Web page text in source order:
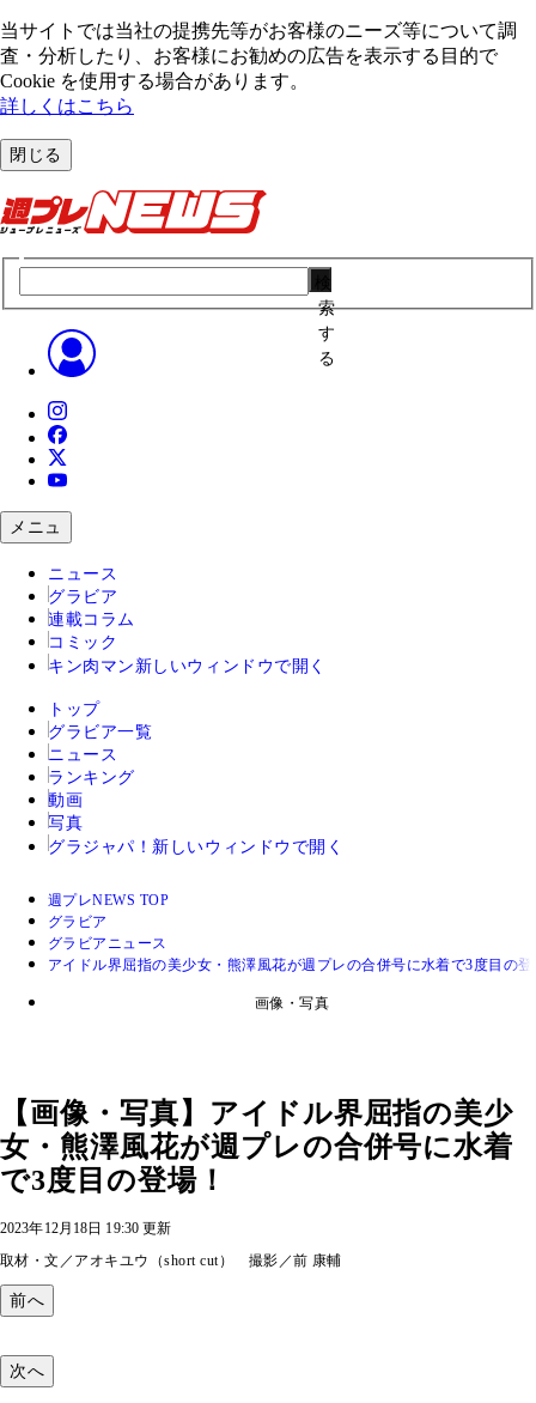
当サイトでは当社の提携先等がお客様のニーズ等について調
査・分析したり、お客様にお勧めの広告を表⽰する⽬的で
Cookie を使⽤する場合があります。
詳しくはこちら
閉じる
索
す
る
メニュ
ニュース
グラビア
連載コラム
コミック
キン肉マン 新しいウィンドウで開く
トップ
グラビア一覧
ニュース
ランキング
動画
写真
グラジャパ！ 新しいウィンドウで開く
週プレNEWS TOP
グラビア
グラビアニュース
アイドル界屈指の美少女・熊澤風花が週プレの合併号に水着で3度目の
画像・写真
【画像・写真】アイドル界屈指の美少
女・熊澤風花が週プレの合併号に水着
で3度目の登場！
2023年12月18日 19:30 更新
取材・文／アオキユウ（short cut） 撮影／前 康輔
前へ
次へ